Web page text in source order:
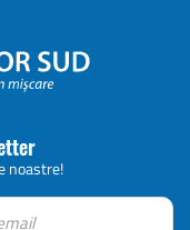
noastre!